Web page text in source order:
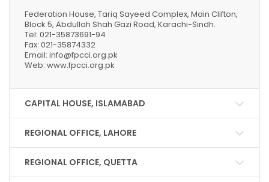
Federation House, Tariq Sayeed Complex, Main Clifton,
Block 5, Abdullah Shah Gazi Road, Karachi-Sindh.
Tel: 021-35873691-94
Fax: 021-35874332
Email: info@fpcci.org.pk
Web: www.fpcci.org.pk
CAPITAL HOUSE, ISLAMABAD
REGIONAL OFFICE, LAHORE
REGIONAL OFFICE, QUETTA